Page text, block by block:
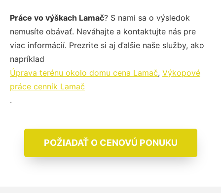
Práce vo výškach Lamač? S nami sa o výsledok
nemusíte obávať. Neváhajte a kontaktujte nás pre
viac informácií. Prezrite si aj ďalšie naše služby, ako
napríklad
Úprava terénu okolo domu cena Lamač, Výkopové
práce cenník Lamač
.
POŽIADAŤ O CENOVÚ PONUKU